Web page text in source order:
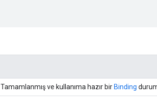
Tamamlanmış ve kullanıma hazır bir Binding